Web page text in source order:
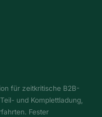
für zeitkritische B2B-
und Komplettladung,
Fester